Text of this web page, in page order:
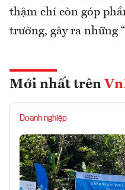
thậm chí còn góp
trường, gây ra những
Mới nhất trên
Doanh nghiệp